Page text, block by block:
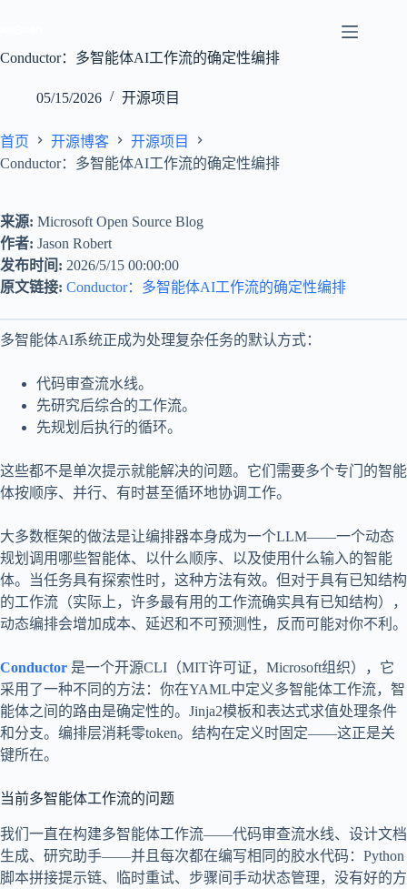
内
Conductor：多智能体AI工作流的确定性编排
05/15/2026 开源项目
首页 开源博客
开源项目
Conductor：多智能体AI工作流的确定性编排
来源: Microsoft Open Source Blog
作者: Jason Robert
发布时间: 2026/5/15 00:00:00
原文链接: Conductor：多智能体AI工作流的确定性编排
多智能体AI系统正成为处理复杂任务的默认方式：
代码审查流水线。
先研究后综合的工作流。
先规划后执行的循环。
这些都不是单次提示就能解决的问题。它们需要多个专门的智能
体按顺序、并行、有时甚至循环地协调工作。
大多数框架的做法是让编排器本身成为一个LLM——一个动态
规划调用哪些智能体、以什么顺序、以及使用什么输入的智能
体。当任务具有探索性时，这种方法有效。但对于具有已知结构
的工作流（实际上，许多最有用的工作流确实具有已知结构），
动态编排会增加成本、延迟和不可预测性，反而可能对你不利。
Conductor 是一个开源CLI（MIT许可证，Microsoft组织），它
采用了一种不同的方法：你在YAML中定义多智能体工作流，智
能体之间的路由是确定性的。Jinja2模板和表达式求值处理条件
和分支。编排层消耗零token。结构在定义时固定——这正是关
键所在。
当前多智能体工作流的问题
我们一直在构建多智能体工作流——代码审查流水线、设计文档
生成、研究助手——并且每次都在编写相同的胶水代码：Python
脚本拼接提示链、临时重试、步骤间手动状态管理，没有好的方